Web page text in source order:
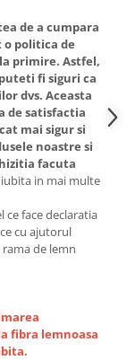
de a cumpara
politica de
primire. Astfel,
fi siguri ca
dvs. Aceasta
de satisfactia
mai sigur si
noastre si
facuta
in mai multe
ce face declaratia
cu ajutorul
de lemn
fibra lemnoasa